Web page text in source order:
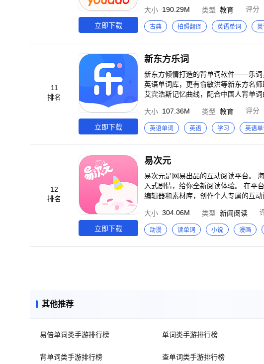
立即下载
翻译、耳机同传等不同模式，支持
即可实时翻译； ·文本翻译：支持109
即说即译，让跨语言交流更顺畅； 【个性化单词本、作文本，沉淀学习记录】 ·支持个性化单词本，可以自定义词书，重点词、生词、易错词都可收藏整理，形成专属词库，方便背单词和持续复习。 ·内置四
素材，让每次练习都有迹可循。 【四六级真题题库，考前刷题模考】 ·内置四六级、高中、初中等不同阶段真题题库，适配考前练习和模拟测试需求，帮助学生刷题巩固、查漏补缺，熟悉考试节奏。 【专业
的AI学习工具，AI翻译、精讲、润色
辨析等能力。 【累计10亿+用户的专业选择，深受行业认可】 ·网易有道深耕教育科技与语言学习领域20年，推出国内首个教育垂直领域大模型「子曰」翻译大模型。2025年3月经国际权威测试集WMT和Flor
es200验证，有道子曰翻译大模型【
位【2025年度人工智能杰出产品】、
大小 190.29M 类型 教育 评分
古典 拍照翻译 英语单词 英
11
排名
立即下载
新东方乐词
新东方倾情打造的背单词软件——乐词
英语单词库，更有俞敏洪等新东方名
艾宾浩斯记忆曲线，配合中国人背单
任何地点听英语背单词！ 【详尽英语
正发音、经典配图及真题例句，将每
程—无料】 在背单词时无论是英语四
属于自己的英语单词规则，组内成员凑
乐词# 乐词网络科技（北京）有限公司
大小 107.36M 类型 教育 评分
英语单词 英语 学习 英语单
12
排名
立即下载
易次元
易次元是网易出品的互动阅读平台。
入式剧情，给你全新阅读体验。 在平
编辑器和素材库，创作个人专属的互动阅读作品！ 【平台特色】 1.海量作品，多支线多剧
画风精美，超高清背景。自主选择剧情走向，获取合你心意
说、漫画阅读方式，创新互动阅读体
的嬉笑怒骂！ 4.傻瓜制作工具，不懂代码轻松创作 网易自研的互动阅读作品编辑器，零基础轻松创作，脑洞大开，幻
大小 304.06M 类型 新闻阅读
动漫 读单词 小说 漫画
其他推荐
易倍单词类手游排行榜 单词类手游排行榜
背单词类手游排行榜 查单词类手游排行榜